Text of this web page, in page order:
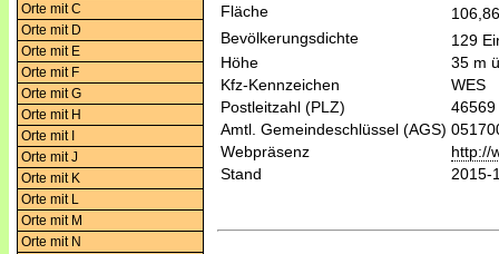
Orte mit C
Orte mit D
Orte mit E
Orte mit F
Orte mit G
Orte mit H
Orte mit I
Orte mit J
Orte mit K
Orte mit L
Orte mit M
Orte mit N
Fläche
Bevölkerungsdichte
129
Höhe
35 m
Kfz-Kennzeichen
WES
Postleitzahl (PLZ)
46569
Amtl. Gemeindeschlüssel (AGS)
Webpräsenz
http://
Stand
2015-